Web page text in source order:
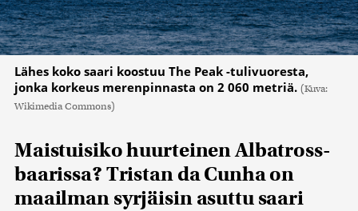
Lähes koko saari koostuu The Peak -tulivuoresta,
jonka korkeus merenpinnasta on 2 060 metriä. (Kuva:
Wikimedia Commons)
Maistuisiko huurteinen Albatross-
baarissa? Tristan da Cunha on
maailman syrjäisin asuttu saari